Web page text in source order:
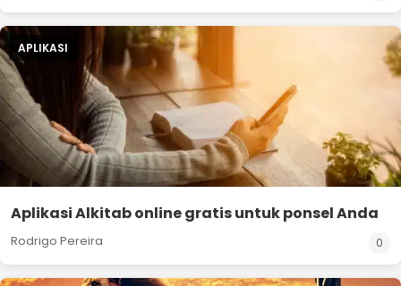
APLIKASI
Aplikasi Alkitab online gratis untuk ponsel Anda
Rodrigo Pereira 0